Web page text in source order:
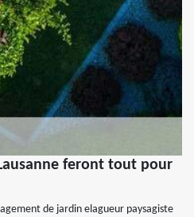
feront tout pour
de jardin elagueur paysagiste